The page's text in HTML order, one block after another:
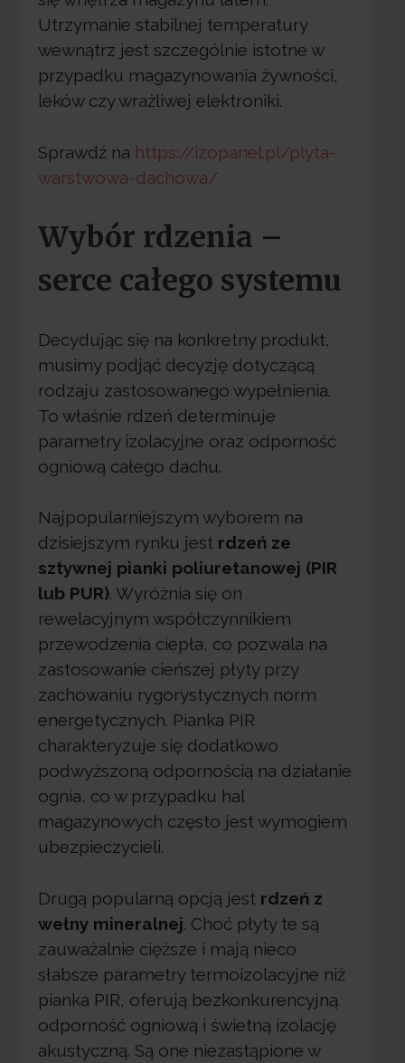
Utrzymanie stabilnej temperatury
wewnątrz jest szczególnie istotne w
przypadku magazynowania żywności,
leków czy wrażliwej elektroniki.
Sprawdź na https://izopanel.pl/plyta-
warstwowa-dachowa/
Wybór rdzenia –
serce całego systemu
Decydując się na konkretny produkt,
musimy podjąć decyzję dotyczącą
rodzaju zastosowanego wypełnienia.
To właśnie rdzeń determinuje
parametry izolacyjne oraz odporność
ogniową całego dachu.
Najpopularniejszym wyborem na
dzisiejszym rynku jest rdzeń ze
sztywnej pianki poliuretanowej (PIR
lub PUR). Wyróżnia się on
rewelacyjnym współczynnikiem
przewodzenia ciepła, co pozwala na
zastosowanie cieńszej płyty przy
zachowaniu rygorystycznych norm
energetycznych. Pianka PIR
charakteryzuje się dodatkowo
podwyższoną odpornością na działanie
ognia, co w przypadku hal
magazynowych często jest wymogiem
ubezpieczycieli.
Drugą popularną opcją jest rdzeń z
wełny mineralnej. Choć płyty te są
zauważalnie cięższe i mają nieco
słabsze parametry termoizolacyjne niż
pianka PIR, oferują bezkonkurencyjną
odporność ogniową i świetną izolację
akustyczną. Są one niezastąpione w